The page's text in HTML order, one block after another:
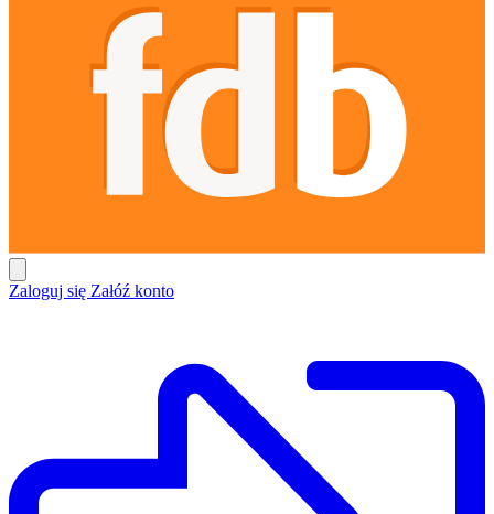
Zaloguj się Załóź konto